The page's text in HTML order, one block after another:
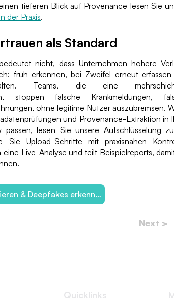
tieferen Blick auf Provenance lesen Sie
der Praxis.
als Standard
nicht, dass Unternehmen höhere
früh erkennen, bei Zweifel erneut
Teams, die eine
stoppen falsche Krankmeldungen,
ohne legitime Nutzer auszubremsen.
und Provenance-Extraktion in
lesen Sie unsere Aufschlüsselung zu
Sie Upload-Schritte mit praxisnahen
Live-Analyse und teilt Beispielreports,
Dokumente analysieren & Deepfakes erkennen
Next >
Quicklinks